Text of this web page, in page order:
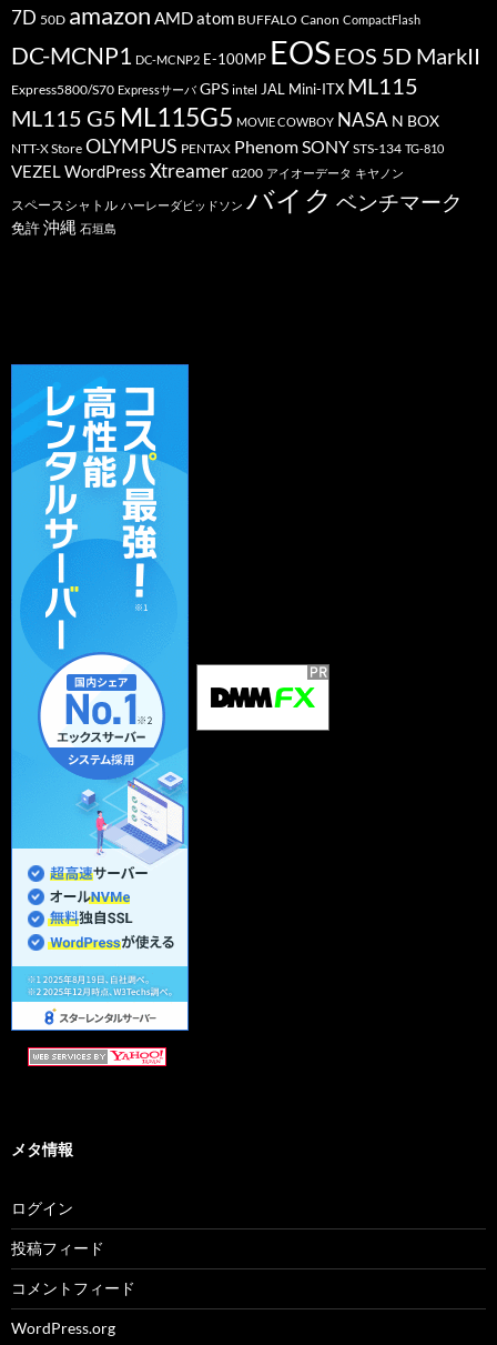
7D 50D amazon AMDatom BUFFALO Canon CompactFlash
DC-MCNP1 DC-MCNP2 E-100MP EOSEOS 5D MarkII
Express5800/S70 Expressサーバ GPS intel JAL Mini-ITX ML115
ML115 G5 ML115G5 MOVIE COWBOY NASA N BOX
NTT-X Store OLYMPUS PENTAX PhenomSONY STS-134 TG-810
VEZELWordPress Xtreamer α200 アイオーデータ キヤノン
スペースシャトル ハーレーダビッドソン バイク ベンチマーク
免許沖縄 石垣島
メタ情報
ログイン
投稿フィード
コメントフィード
WordPress.org